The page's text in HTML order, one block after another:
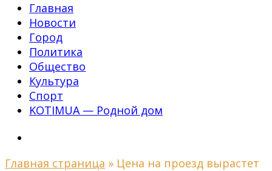
Главная
Новости
Город
Политика
Общество
Культура
Спорт
KOTIMUA — Родной дом
Главная страница » Цена на проезд вырастет